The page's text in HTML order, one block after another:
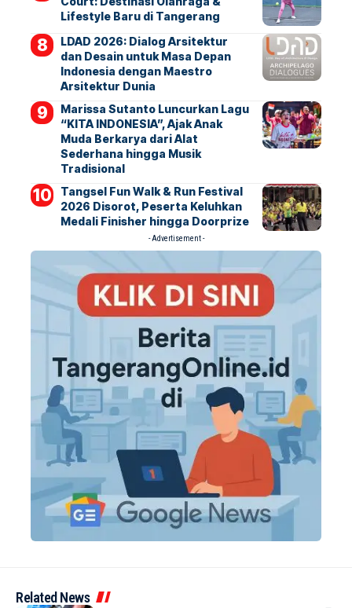
Lifestyle Baru di Tangerang
LDAD 2026: Dialog Arsitektur
dan Desain untuk Masa Depan
Indonesia dengan Maestro
Arsitektur Dunia
Marissa Sutanto Luncurkan Lagu
“KITA INDONESIA”, Ajak Anak
Muda Berkarya dari Alat
Sederhana hingga Musik
Tradisional
Tangsel Fun Walk & Run Festival
2026 Disorot, Peserta Keluhkan
Medali Finisher hingga Doorprize
- Advertisement -
Related News